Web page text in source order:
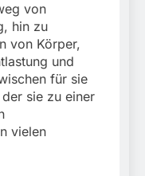
von
hin zu
von Körper,
und
für sie
sie zu einer
vielen